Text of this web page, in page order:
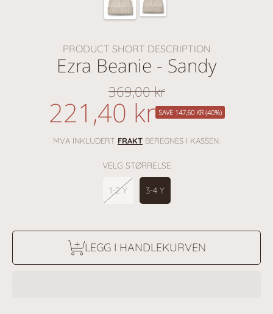
PRODUCT SHORT DESCRIPTION
Ezra Beanie - Sandy
Vanlig
pris
369,00 kr
nedsatt
pris
221,40 kr SAVE 147,60 KR (40%)
MVA INKLUDERT FRAKT BEREGNES I KASSEN.
VELG STØRRELSE
1-2 Y 3-4 Y
LEGG I HANDLEKURVEN